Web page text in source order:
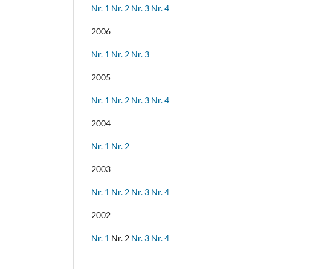
Nr. 1 Nr. 2 Nr. 3 Nr. 4
2006
Nr. 1 Nr. 2 Nr. 3
2005
Nr. 1 Nr. 2 Nr. 3 Nr. 4
2004
Nr. 1 Nr. 2
2003
Nr. 1 Nr. 2 Nr. 3 Nr. 4
2002
Nr. 1 Nr. 2 Nr. 3 Nr. 4